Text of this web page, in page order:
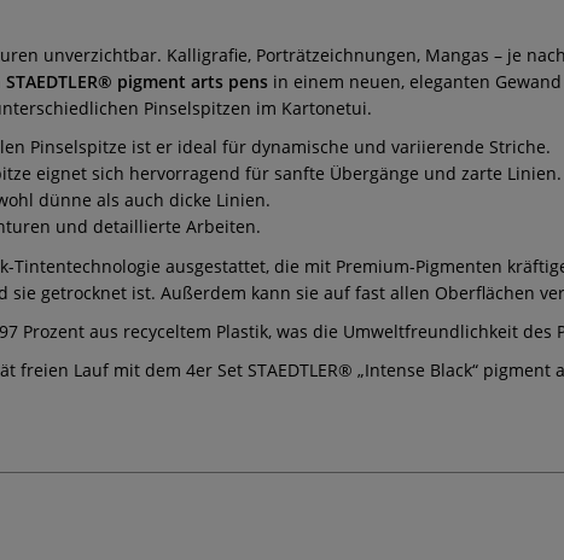
unverzichtbar. Kalligrafie, Porträtzeichnungen, Mangas – je
STAEDTLER® pigment arts pens in einem neuen, eleganten Gewand
Pinselspitzen im Kartonetui.
Pinselspitze ist er ideal für dynamische und variierende Striche.
eignet sich hervorragend für sanfte Übergänge und zarte Linien.
dünne als auch dicke Linien.
und detaillierte Arbeiten.
Tintentechnologie ausgestattet, die mit Premium-Pigmenten
getrocknet ist. Außerdem kann sie auf fast allen Oberflächen
Prozent aus recyceltem Plastik, was die Umweltfreundlichkeit des
Lauf mit dem 4er Set STAEDTLER® „Intense Black“ pigment